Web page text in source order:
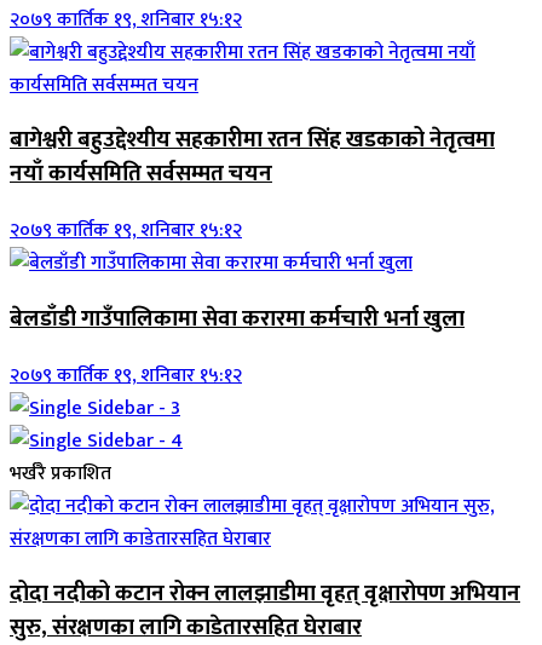
२०७९ कार्तिक १९, शनिबार १५:१२
बागेश्वरी बहुउद्देश्यीय सहकारीमा रतन सिंह खडकाको नेतृत्वमा
नयाँ कार्यसमिति सर्वसम्मत चयन
२०७९ कार्तिक १९, शनिबार १५:१२
बेलडाँडी गाउँपालिकामा सेवा करारमा कर्मचारी भर्ना खुला
२०७९ कार्तिक १९, शनिबार १५:१२
भर्खरै प्रकाशित
दोदा नदीको कटान रोक्न लालझाडीमा वृहत् वृक्षारोपण अभियान
सुरु, संरक्षणका लागि काडेतारसहित घेराबार